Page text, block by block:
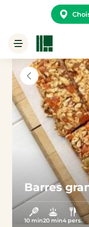
Barres
10 min20 min4 pers.